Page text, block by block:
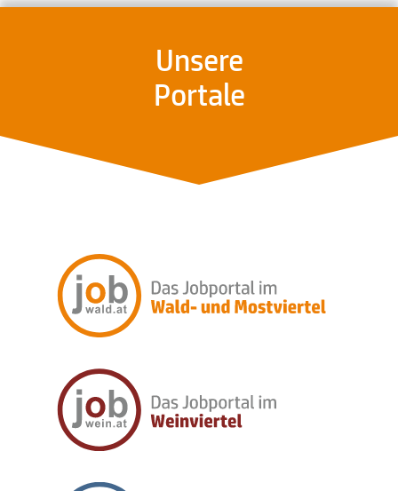
Unsere
Portale